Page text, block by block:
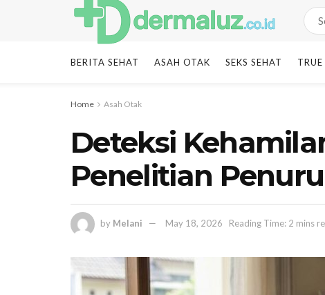
BERITA SEHAT ASAH OTAK SEKS SEHAT
Home Asah Otak
Deteksi
Penelitian
by Melani May 18, 2026 Reading Time: 2 mins